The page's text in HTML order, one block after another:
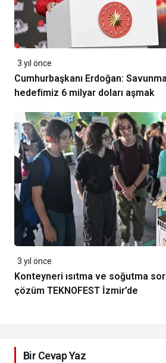
3 yıl önce
Cumhurbaşkanı Erdoğan:
hedefimiz 6 milyar doları aşmak
3 yıl önce
Konteyneri ısıtma ve soğutma
çözüm TEKNOFEST İzmir’de
Bir Cevap Yaz